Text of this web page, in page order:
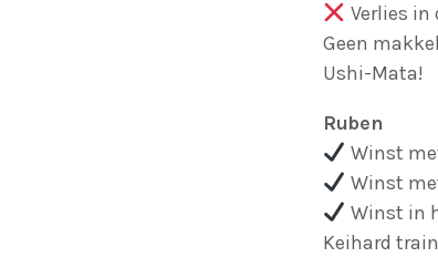
Verlies in
Geen
Ushi-Mata!
Ruben
Winst
Winst
Winst in
Keihard